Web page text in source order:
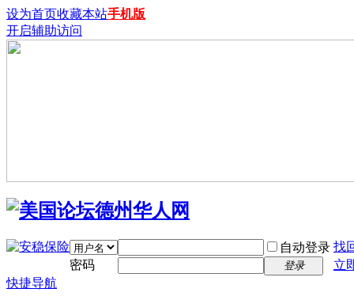
设为首页收藏本站手机版
开启辅助访问
自动登录 找
密码
登录
立
快捷导航